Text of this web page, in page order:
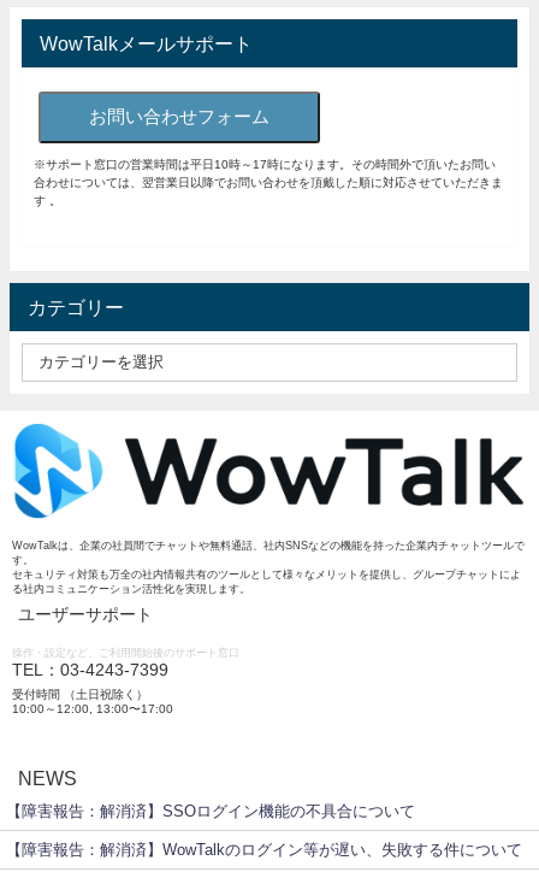
WowTalkメールサポート
お問い合わせフォーム
※サポート窓口の営業時間は平日10時～17時になります。その時間外で頂いたお問い
合わせについては、翌営業日以降でお問い合わせを頂戴した順に対応させていただきま
す 。
カテゴリー
WowTalkは、企業の社員間でチャットや無料通話、社内SNSなどの機能を持った企業内チャットツールで
す。
セキュリティ対策も万全の社内情報共有のツールとして様々なメリットを提供し、グループチャットによ
る社内コミュニケーション活性化を実現します。
ユーザーサポート
操作・設定など、ご利用開始後のサポート窓口
TEL：03-4243-7399
受付時間 （土日祝除く）
10:00～12:00, 13:00〜17:00
NEWS
【障害報告：解消済】SSOログイン機能の不具合について
【障害報告：解消済】WowTalkのログイン等が遅い、失敗する件について